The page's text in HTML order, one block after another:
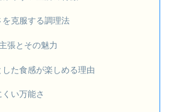
を克服する調理法
張とその魅力
した食感が楽しめる理由
い万能さ